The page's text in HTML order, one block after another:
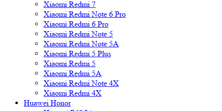
Xiaomi Redmi 7
Xiaomi Redmi Note 6 Pro
Xiaomi Redmi 6 Pro
Xiaomi Redmi Note 5
Xiaomi Redmi Note 5A
Xiaomi Redmi 5 Plus
Xiaomi Redmi 5
Xiaomi Redmi 5A
Xiaomi Redmi Note 4X
Xiaomi Redmi 4X
Huawei Honor